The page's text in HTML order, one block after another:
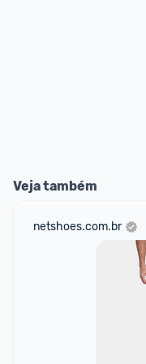
Veja também
netshoes.com.br